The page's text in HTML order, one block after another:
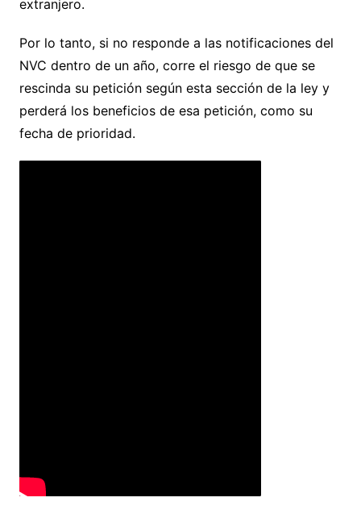
extranjero.
Por lo tanto, si no responde a las notificaciones del
NVC dentro de un año, corre el riesgo de que se
rescinda su petición según esta sección de la ley y
perderá los beneficios de esa petición, como su
fecha de prioridad.